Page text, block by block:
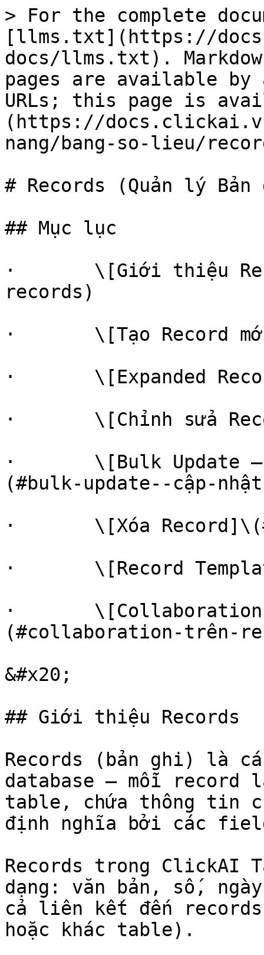
> For the complete
[llms.txt](https://
docs/llms.txt).
pages are available by
URLs; this page is
(https://
nang/bang-so-lieu/
# Records (Quản lý
## Mục lục
·       \[Giới thiệu
records)
·       \[Tạo Record
·       \[Expanded
·       \[Chỉnh sửa
·       \[Bulk Update —
(#bulk-update--cập-
·       \[Xóa
·       \[Record
·       \[Collaboration
(#collaboration-trên-
&#x20;
## Giới thiệu Records
Records (bản ghi) là
database — mỗi record
table, chứa thông tin
định nghĩa bởi các
Records trong ClickAI
dạng: văn bản, số,
cả liên kết đến
hoặc khác table).